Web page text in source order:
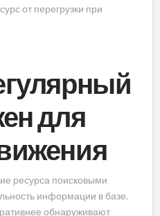
от перегрузки при
для
ресурса поисковыми
информации в базе.
обнаруживают